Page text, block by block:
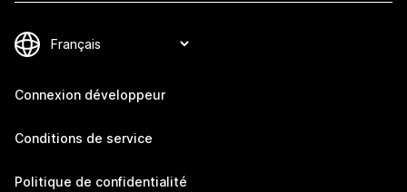
Connexion développeur
Conditions de service
Politique de confidentialité